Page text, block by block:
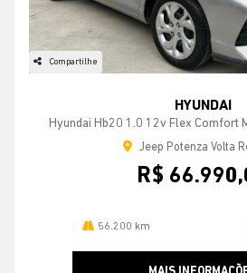
Compartilhe
HYUNDAI
Hyundai Hb20 1.0 12v Flex Comfort
Jeep Potenza Volta
R$
56.200 km